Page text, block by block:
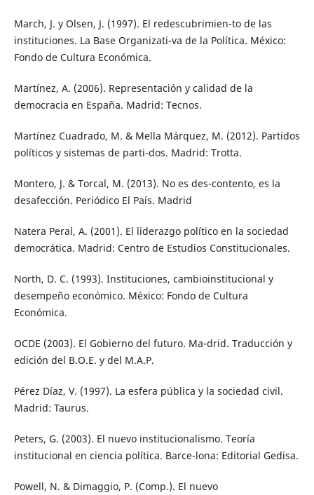
March, J. y Olsen, J. (1997). El redescubrimien-to de las
instituciones. La Base Organizati-va de la Política. México:
Fondo de Cultura Económica.
Martínez, A. (2006). Representación y calidad de la
democracia en España. Madrid: Tecnos.
Martínez Cuadrado, M. & Mella Márquez, M. (2012). Partidos
políticos y sistemas de parti-dos. Madrid: Trotta.
Montero, J. & Torcal, M. (2013). No es des-contento, es la
desafección. Periódico El País. Madrid
Natera Peral, A. (2001). El liderazgo político en la sociedad
democrática. Madrid: Centro de Estudios Constitucionales.
North, D. C. (1993). Instituciones, cambioinstitucional y
desempeño económico. México: Fondo de Cultura
Económica.
OCDE (2003). El Gobierno del futuro. Ma-drid. Traducción y
edición del B.O.E. y del M.A.P.
Pérez Díaz, V. (1997). La esfera pública y la sociedad civil.
Madrid: Taurus.
Peters, G. (2003). El nuevo institucionalismo. Teoría
institucional en ciencia política. Barce-lona: Editorial Gedisa.
Powell, N. & Dimaggio, P. (Comp.). El nuevo